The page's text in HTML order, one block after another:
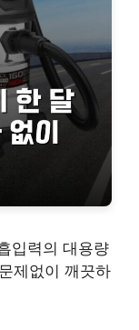
입력의 대용량
제없이 깨끗하